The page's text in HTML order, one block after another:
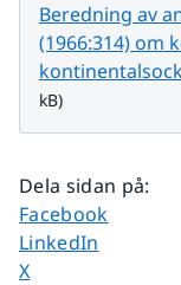
Beredning av
(1966:314) om
kB)
Dela sidan på:
Dela sidan på
Facebook
Dela sidan på
LinkedIn
Dela sidan på
X